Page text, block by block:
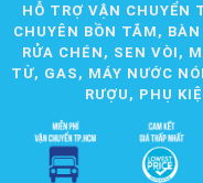
HỖ TRỢ VẬN CHUYỂN
CHUYÊN BỒN TẮM,
RỬA CHÉN, SEN VÒI,
TỪ, GAS, MÁY NƯỚC
RƯỢU, PHỤ